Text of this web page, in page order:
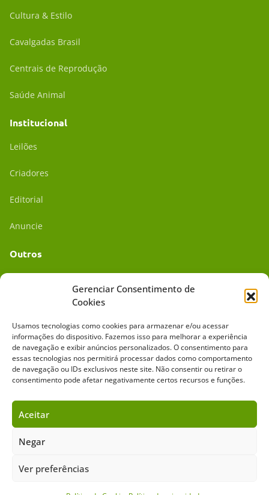
Gerenciar Consentimento de
Cookies
Usamos tecnologias como cookies para armazenar e/ou acessar
informações do dispositivo. Fazemos isso para melhorar a experiência
de navegação e exibir anúncios personalizados. O consentimento para
essas tecnologias nos permitirá processar dados como comportamento
de navegação ou IDs exclusivos neste site. Não consentir ou retirar o
consentimento pode afetar negativamente certos recursos e funções.
Aceitar
Negar
Ver preferências
Cultura & Estilo
Cavalgadas Brasil
Centrais de Reprodução
Saúde Animal
Institucional
Leilões
Criadores
Editorial
Anuncie
Outros
Mídia Kit
Sobre o Cavalus Leilões Anuncie
Copyright ©️ 2026 • Grupo Cavalus de Comunicação. Todos os direitos
Política de Privacidade | Termos de Serviço